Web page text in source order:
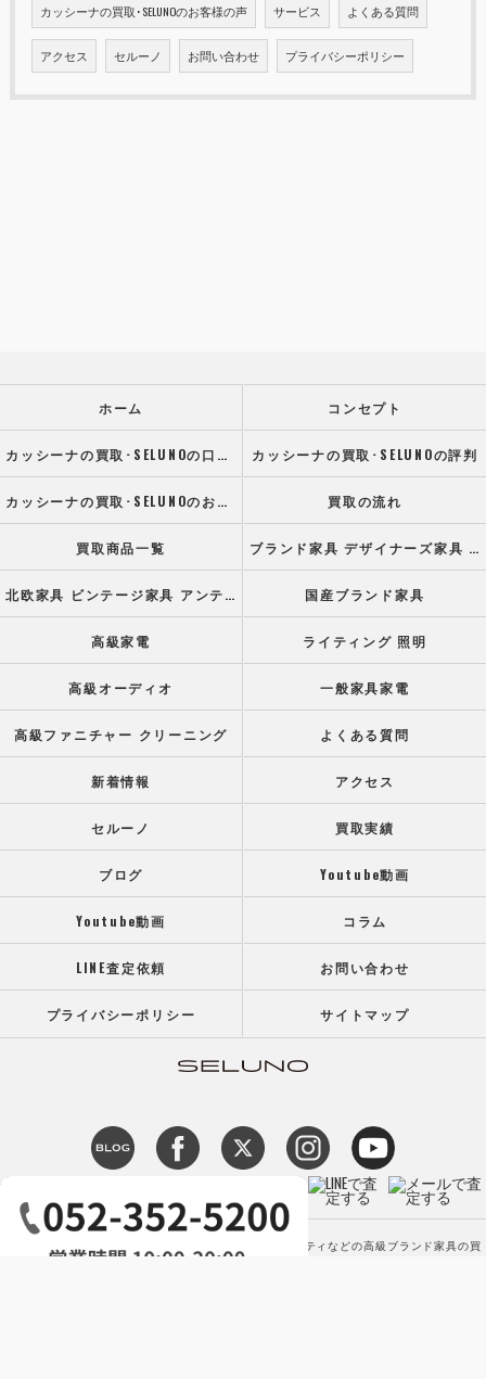
カッシーナの買取･SELUNOのお客様の声 サービス よくある質問
アクセス セルーノ お問い合わせ プライバシーポリシー
ホーム コンセプト
カッシーナの買取･SELUNOの口コミ情報 カッシーナの買取･SELUNOの評判
カッシーナの買取･SELUNOのお客様の声 買取の流れ
買取商品一覧 ブランド家具 デザイナーズ家具 高級オフィス家具
北欧家具 ビンテージ家具 アンティーク家具 国産ブランド家具
高級家電 ライティング 照明
高級オーディオ 一般家具家電
高級ファニチャー クリーニング よくある質問
新着情報 アクセス
セルーノ 買取実績
ブログ Youtube動画
Youtube動画 コラム
LINE査定依頼 お問い合わせ
プライバシーポリシー サイトマップ
c 2026 【高価買取】カッシーナ アルフレックス ミノッティなどの高級ブランド家具の買